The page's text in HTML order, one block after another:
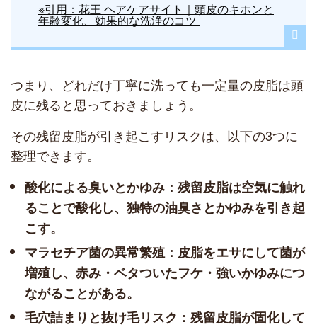
※引用：花王 ヘアケアサイト｜頭皮のキホンと
年齢変化、効果的な洗浄のコツ
つまり、どれだけ丁寧に洗っても一定量の皮脂は頭
皮に残ると思っておきましょう。
その残留皮脂が引き起こすリスクは、以下の3つに
整理できます。
酸化による臭いとかゆみ：残留皮脂は空気に触れ
ることで酸化し、独特の油臭さとかゆみを引き起
こす。
マラセチア菌の異常繁殖：皮脂をエサにして菌が
増殖し、赤み・ベタついたフケ・強いかゆみにつ
ながることがある。
毛穴詰まりと抜け毛リスク：残留皮脂が固化して